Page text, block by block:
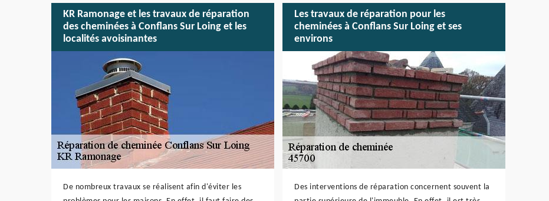
KR Ramonage et les travaux de réparation
des cheminées à Conflans Sur Loing et les
localités avoisinantes
De nombreux travaux se réalisent afin d'éviter les
Les travaux de réparation pour les
cheminées à Conflans Sur Loing et ses
environs
Des interventions de réparation concernent souvent la